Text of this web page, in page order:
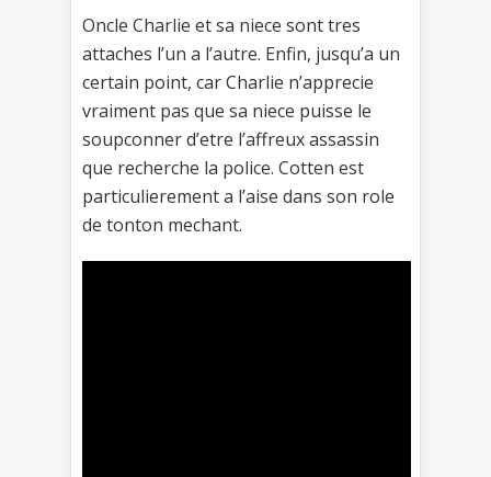
Oncle Charlie et sa niece sont tres
attaches l’un a l’autre. Enfin, jusqu’a un
certain point, car Charlie n’apprecie
vraiment pas que sa niece puisse le
soupconner d’etre l’affreux assassin
que recherche la police. Cotten est
particulierement a l’aise dans son role
de tonton mechant.